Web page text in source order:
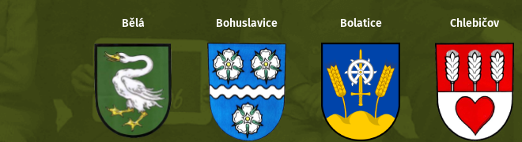
Bělá Bohuslavice Bolatice Chlebičov